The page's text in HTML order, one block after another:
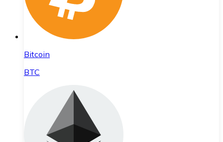
Bitcoin
BTC